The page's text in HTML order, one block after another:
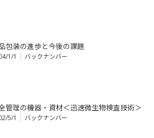
包装の進歩と今後の課題
1/1 バックナンバー
管理の機器・資材＜迅速微生物検査技術＞
5/1 バックナンバー